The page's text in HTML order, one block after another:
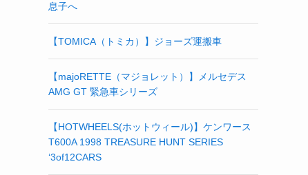
息子へ
【TOMICA（トミカ）】ジョーズ運搬車
【majoRETTE（マジョレット）】メルセデス
AMG GT 緊急車シリーズ
【HOTWHEELS(ホットウィール)】ケンワース
T600A 1998 TREASURE HUNT SERIES
‘3of12CARS